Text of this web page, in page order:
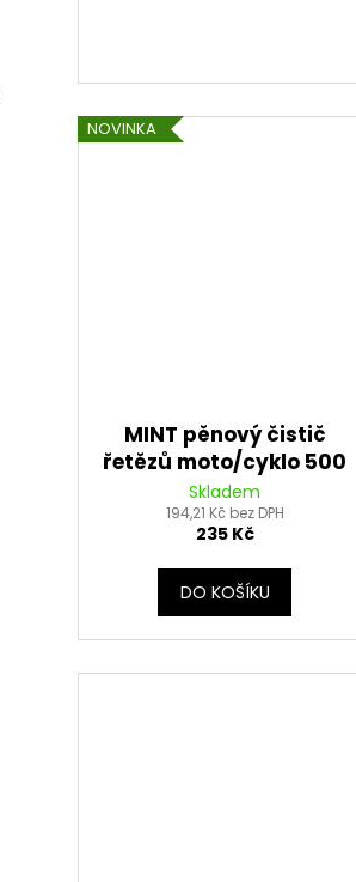
NOVINKA
MINT pěnový čistič
řetězů moto/cyklo 500
ml
Skladem
194,21 Kč bez DPH
235 Kč
DO KOŠÍKU